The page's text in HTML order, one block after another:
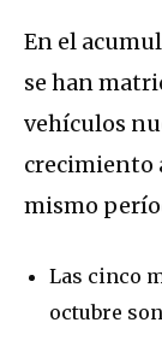
En el
se han
vehículos
crecimiento
mismo
Las cinco
octubre